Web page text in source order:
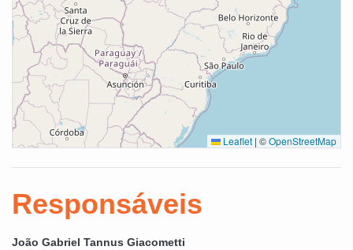
Leaflet | ©OpenStreetMap
Responsáveis
João Gabriel Tannus Giacometti